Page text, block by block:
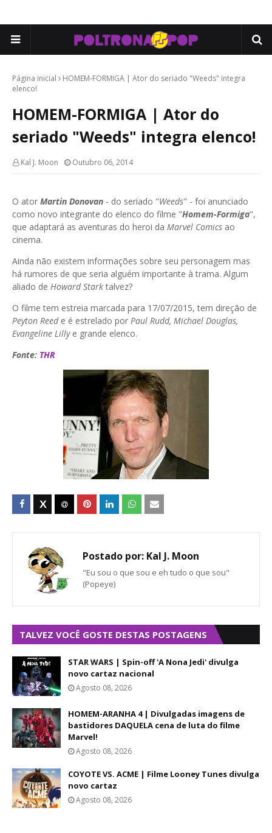
Página inicial
HOMEM-FORMIGA | Ator do seriado "Weeds" integra
elenco!
HOMEM-FORMIGA | Ator do
seriado "Weeds" integra elenco!
Kal J. Moon Outubro 06, 2014
O ator Martin Donovan - do seriado "Weeds" - foi anunciado
como novo integrante do elenco do filme "Homem-Formiga",
que adaptará as aventuras do heroi da Marvel Comics ao
cinema.
Ainda não existem informações sobre seu personagem mas
há rumores de que seria alguém importante à trama. Algum
aliado de HowardStarktalvez?
O filme tem estreia marcada para 17/07/2015, tem direção de
Peyton Reede é estrelado por Paul Rudd, Michael Douglas,
Evangeline Lillye grande elenco.
Fonte: THR
Postado por: Kal J. Moon
"Eu sou o que sou e eh tudo o que sou"
(Popeye)
TALVEZ VOCÊ GOSTE DESTAS POSTAGENS
STAR WARS | Spin-off 'A Nona Jedi' divulga
novo cartaz nacional
Agosto 08, 2026
HOMEM-ARANHA 4 | Divulgadas imagens de
bastidores DAQUELA cena de luta do filme
Marvel!
Agosto 08, 2026
COYOTE VS. ACME | Filme Looney Tunes divulga
novo cartaz
Agosto 08, 2026